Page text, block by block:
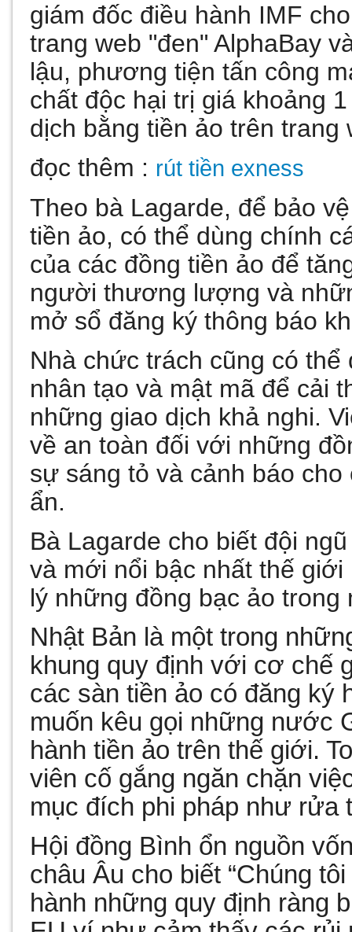
giám đốc điều hành IMF
trang web "đen" AlphaBay
lậu, phương tiện tấn công
chất độc hại trị giá khoảng
dịch bằng tiền ảo trên trang
đọc thêm : rút tiền exness
Theo bà Lagarde, để bảo
tiền ảo, có thể dùng chính
của các đồng tiền ảo để
người thương lượng và
mở sổ đăng ký thông báo
Nhà chức trách cũng có
nhân tạo và mật mã để cải
những giao dịch khả nghi.
về an toàn đối với những
sự sáng tỏ và cảnh báo
ẩn.
Bà Lagarde cho biết đội
và mới nổi bậc nhất thế
lý những đồng bạc ảo trong
Nhật Bản là một trong
khung quy định với cơ chế
các sàn tiền ảo có đăng ký
muốn kêu gọi những nước
hành tiền ảo trên thế giới.
viên cố gắng ngăn chặn
mục đích phi pháp như rửa
Hội đồng Bình ổn nguồn
châu Âu cho biết “Chúng
hành những quy định ràng